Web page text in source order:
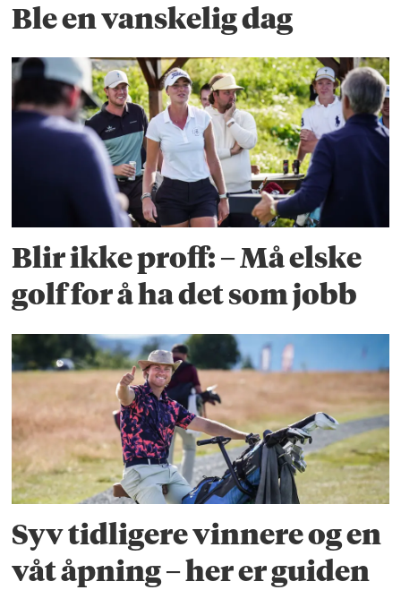
Ble en vanskelig dag
Blir ikke proff: – Må elske
golf for å ha det som jobb
Syv tidligere vinnere og en
våt åpning – her er guiden